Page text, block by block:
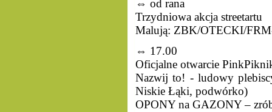
⇔ od rana
Trzydniowa akcja streetartu
Malują: ZBK/OTECKI/
⇔ 17.00
Oficjalne otwarcie
Nazwij to! - ludowy
Niskie Łąki, podwórko)
OPONY na GAZONY –